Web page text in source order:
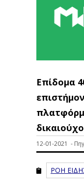
Επίδομα
12-01-2021 -
ΡΟΗ